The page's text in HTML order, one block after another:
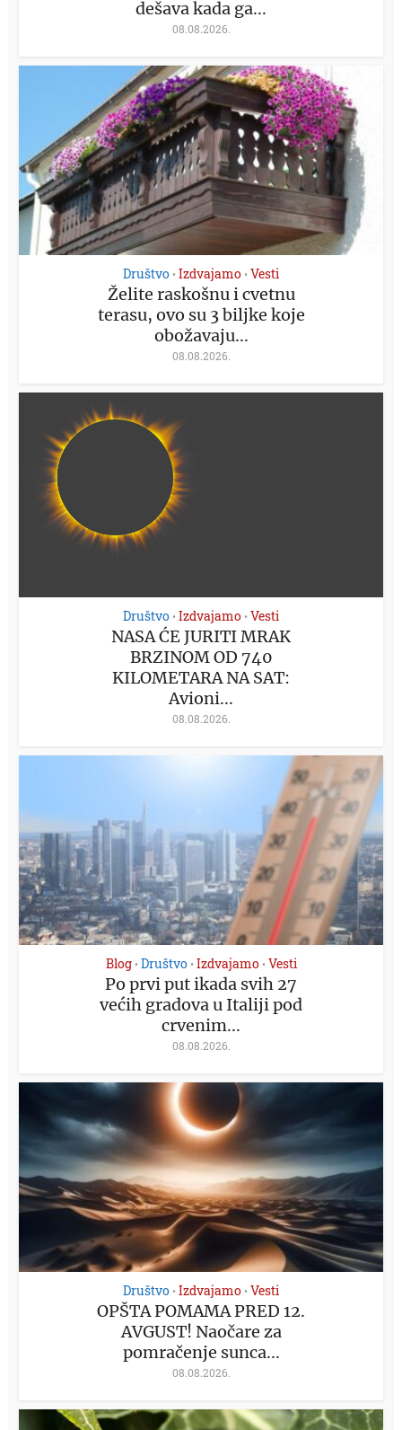
dešava kada ga...
08.08.2026.
Društvo • Izdvajamo • Vesti
Želite raskošnu i cvetnu
terasu, ovo su 3 biljke koje
obožavaju...
08.08.2026.
Društvo • Izdvajamo • Vesti
NASA ĆE JURITI MRAK
BRZINOM OD 740
KILOMETARA NA SAT:
Avioni...
08.08.2026.
Blog • Društvo • Izdvajamo • Vesti
Po prvi put ikada svih 27
većih gradova u Italiji pod
crvenim...
08.08.2026.
Društvo • Izdvajamo • Vesti
OPŠTA POMAMA PRED 12.
AVGUST! Naočare za
pomračenje sunca...
08.08.2026.